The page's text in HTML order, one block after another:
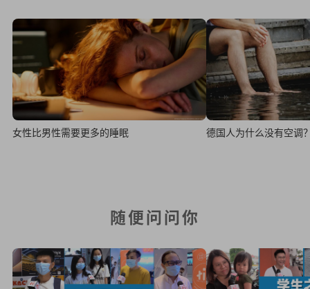
女性比男性需要更多的睡眠 德国人为什么没有空调
随便问问你